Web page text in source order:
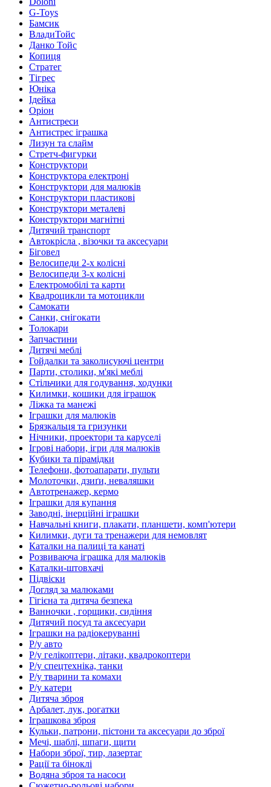
G-Toys
Бамсик
ВладиТойс
Данко Тойс
Копиця
Стратег
Тігрес
Юніка
Ідейка
Оріон
Антистреси
Антистрес іграшка
Лизун та слайм
Стретч-фигурки
Конструктори
Конструктора електроні
Конструктори для малюків
Конструктори пластикові
Конструктори металеві
Конструктори магнітні
Дитячий транспорт
Автокрісла , візочки та аксесуари
Біговел
Велосипеди 2-х колісні
Велосипеди 3-х колісні
Електромобілі та карти
Квадроцикли та мотоцикли
Самокати
Санки, снігокати
Толокари
Запчастини
Дитячі меблі
Гойдалки та заколисуючі центри
Парти, столики, м'які меблі
Стільчики для годування, ходунки
Килимки, кошики для іграшок
Ліжка та манежі
Іграшки для малюків
Брязкальця та гризунки
Нічники, проектори та каруселі
Ігрові набори, ігри для малюків
Кубики та пірамідки
Телефони, фотоапарати, пульти
Молоточки, дзиґи, неваляшки
Автотренажер, кермо
Іграшки для купання
Заводні, інерційні іграшки
Навчальні книги, плакати, планшети, комп'ютери
Килимки, дуги та тренажери для немовлят
Каталки на палиці та канаті
Розвиваюча іграшка для малюків
Каталки-штовхачі
Підвіски
Догляд за малюками
Гігієна та дитяча безпека
Ванночки , горщики, сидіння
Дитячий посуд та аксесуари
Іграшки на радіокеруванні
Р/у авто
Р/у гелікоптери, літаки, квадрокоптери
Р/у спецтехніка, танки
Р/у тварини та комахи
Р/у катери
Дитяча зброя
Арбалет, лук, рогатки
Іграшкова зброя
Кульки, патрони, пістони та аксесуари до зброї
Мечі, шаблі, шпаги, щити
Набори зброї, тир, лазертаг
Рації та біноклі
Водяна зброя та насоси